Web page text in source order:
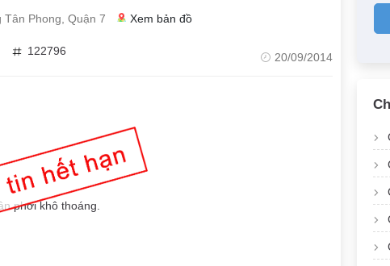
Phong, Quận 7 Xem bản đồ
122796 20/09/2014
phơi khô thoáng.